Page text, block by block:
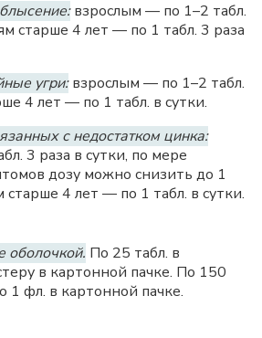
взрослым — по 1–2 табл.
старше 4 лет — по 1 табл. 3 раза
угри:взрослым — по 1–2 табл.
4 лет — по 1 табл. в сутки.
с недостатком цинка:
3 раза в сутки, по мере
дозу можно снизить до 1
старше 4 лет — по 1 табл. в сутки.
оболочкой. По 25 табл. в
в картонной пачке. По 150
1 фл. в картонной пачке.